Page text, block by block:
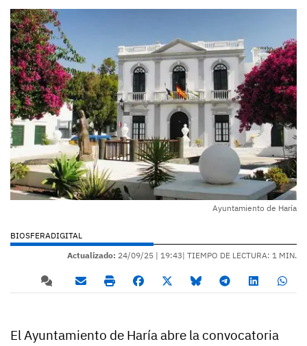
Ayuntamiento de Haría
BIOSFERADIGITAL
Actualizado: 24/09/25 | 19:43| TIEMPO DE LECTURA: 1 MIN.
El Ayuntamiento de Haría abre la convocatoria